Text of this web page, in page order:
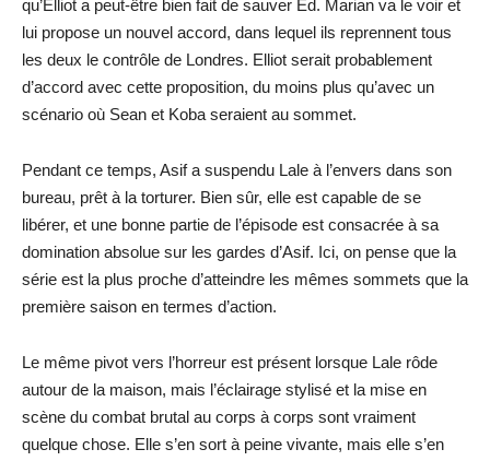
qu’Elliot a peut-être bien fait de sauver Ed. Marian va le voir et
lui propose un nouvel accord, dans lequel ils reprennent tous
les deux le contrôle de Londres. Elliot serait probablement
d’accord avec cette proposition, du moins plus qu’avec un
scénario où Sean et Koba seraient au sommet.
Pendant ce temps, Asif a suspendu Lale à l’envers dans son
bureau, prêt à la torturer. Bien sûr, elle est capable de se
libérer, et une bonne partie de l’épisode est consacrée à sa
domination absolue sur les gardes d’Asif. Ici, on pense que la
série est la plus proche d’atteindre les mêmes sommets que la
première saison en termes d’action.
Le même pivot vers l’horreur est présent lorsque Lale rôde
autour de la maison, mais l’éclairage stylisé et la mise en
scène du combat brutal au corps à corps sont vraiment
quelque chose. Elle s’en sort à peine vivante, mais elle s’en